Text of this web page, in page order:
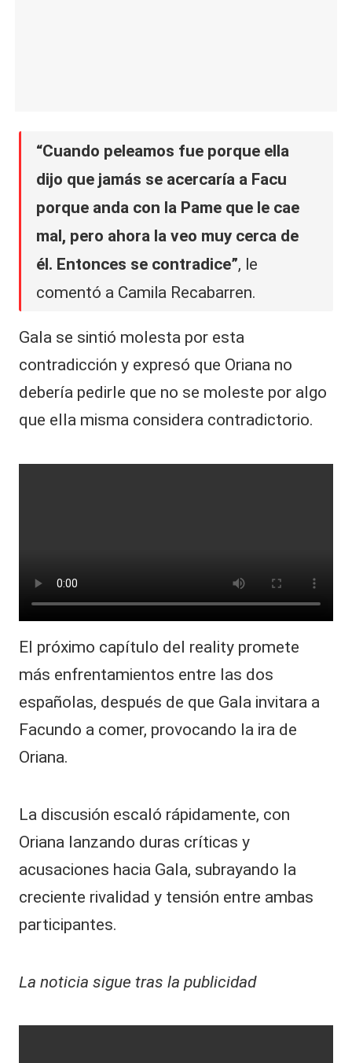
“Cuando peleamos fue porque ella
dijo que jamás se acercaría a Facu
porque anda con la Pame que le cae
mal, pero ahora la veo muy cerca de
él. Entonces se contradice”, le
comentó a Camila Recabarren.
Gala se sintió molesta por esta
contradicción y expresó que Oriana no
debería pedirle que no se moleste por algo
que ella misma considera contradictorio.
El próximo capítulo del reality promete
más enfrentamientos entre las dos
españolas, después de que Gala invitara a
Facundo a comer, provocando la ira de
Oriana.
La discusión escaló rápidamente, con
Oriana lanzando duras críticas y
acusaciones hacia Gala, subrayando la
creciente rivalidad y tensión entre ambas
participantes.
La noticia sigue tras la publicidad